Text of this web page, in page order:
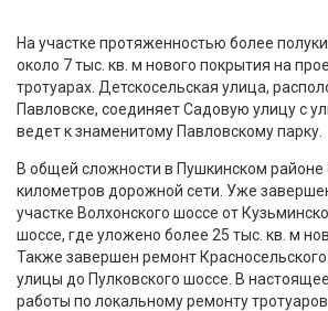
На участке протяженностью более
около 7 тыс. кв. м нового покрытия на
тротуарах. Детскосельская улица,
Павловске, соединяет Садовую улицу с
ведет к знаменитому Павловскому парку.
В общей сложности в Пушкинском районе
километров дорожной сети. Уже
участке Волхонского шоссе от
шоссе, где уложено более 25 тыс. кв. м
Также завершен ремонт
улицы до Пулковского шоссе. В
работы по локальному ремонту тротуаров.